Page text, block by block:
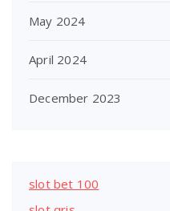
May 2024
April 2024
December 2023
slot bet 100